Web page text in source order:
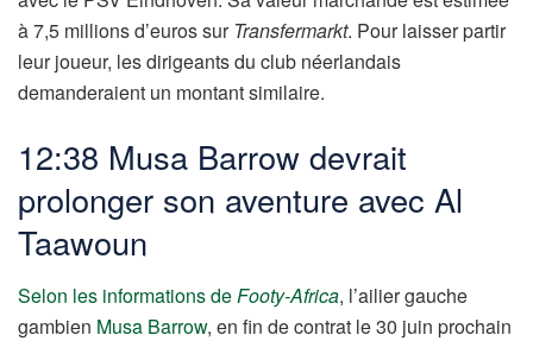
à 7,5 millions d’euros sur Transfermarkt. Pour laisser partir
leur joueur, les dirigeants du club néerlandais
demanderaient un montant similaire.
12:38 Musa Barrow devrait
prolonger son aventure avec Al
Taawoun
Selon les informations de Footy-Africa, l’ailier gauche
gambien Musa Barrow, en fin de contrat le 30 juin prochain